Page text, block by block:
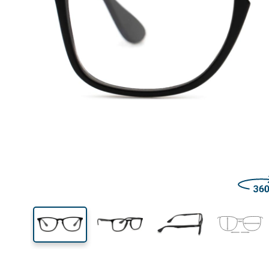
41 mm
Výška očnice
52 mm
Šírka očnice